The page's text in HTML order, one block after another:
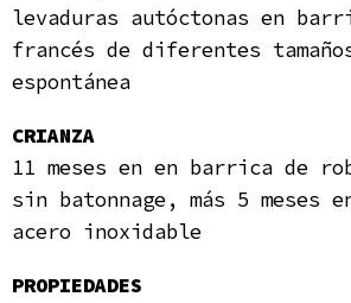
levaduras autóctonas en
francés de diferentes
espontánea
CRIANZA
11 meses en en barrica de
sin batonnage, más 5 meses
acero inoxidable
PROPIEDADES